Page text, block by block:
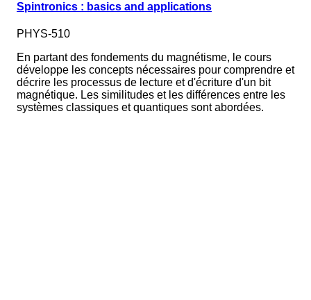
Spintronics : basics and applications
PHYS-510
En partant des fondements du magnétisme, le cours
développe les concepts nécessaires pour comprendre et
décrire les processus de lecture et d'écriture d'un bit
magnétique. Les similitudes et les différences entre les
systèmes classiques et quantiques sont abordées.